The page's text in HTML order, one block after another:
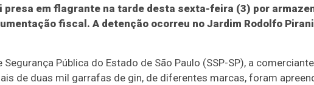
presa em flagrante na tarde desta sexta-feira (3) por
fiscal. A detenção ocorreu no Jardim Rodolfo
Pública do Estado de São Paulo (SSP-SP), a
de duas mil garrafas de gin, de diferentes marcas, foram